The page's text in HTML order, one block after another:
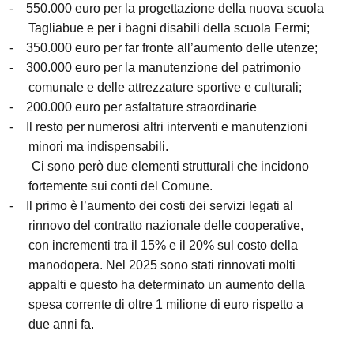
-
550.000 euro per la progettazione della nuova scuola
Tagliabue e per i bagni disabili della scuola Fermi;
-
350.000 euro per far fronte all’aumento delle utenze;
-
300.000 euro per la manutenzione del patrimonio
comunale e delle attrezzature sportive e culturali;
-
200.000 euro per asfaltature straordinarie
-
Il resto per numerosi altri interventi e manutenzioni
minori ma indispensabili.
Ci sono però due elementi strutturali che incidono
fortemente sui conti del Comune.
-
Il primo è l’aumento dei costi dei servizi legati al
rinnovo del contratto nazionale delle cooperative,
con incrementi tra il 15% e il 20% sul costo della
manodopera. Nel 2025 sono stati rinnovati molti
appalti e questo ha determinato un aumento della
spesa corrente di oltre 1 milione di euro rispetto a
due anni fa.